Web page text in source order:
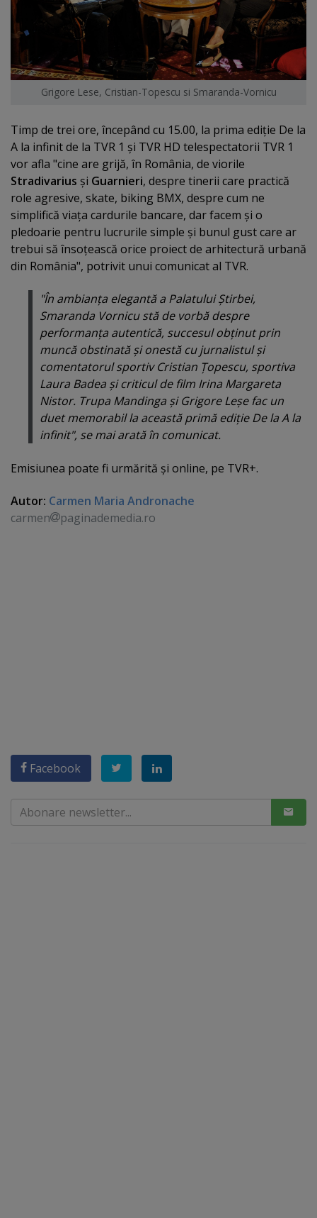
Grigore Lese, Cristian-Topescu si Smaranda-Vornicu
Timp de trei ore, începând cu 15.00, la prima ediţie De la
A la infinit de la TVR 1 şi TVR HD telespectatorii TVR 1
vor afla "cine are grijă, în România, de viorile
Stradivarius şi Guarnieri, despre tinerii care practică
role agresive, skate, biking BMX, despre cum ne
simplifică viaţa cardurile bancare, dar facem şi o
pledoarie pentru lucrurile simple şi bunul gust care ar
trebui să însoţească orice proiect de arhitectură urbană
din România", potrivit unui comunicat al TVR.
"În ambianţa elegantă a Palatului Ştirbei,
Smaranda Vornicu stă de vorbă despre
performanţa autentică, succesul obţinut prin
muncă obstinată şi onestă cu jurnalistul şi
comentatorul sportiv Cristian Ţopescu, sportiva
Laura Badea şi criticul de film Irina Margareta
Nistor. Trupa Mandinga şi Grigore Leşe fac un
duet memorabil la această primă ediţie De la A la
infinit", se mai arată în comunicat.
Emisiunea poate fi urmărită şi online, pe TVR+.
Autor: Carmen Maria Andronache
carmen
paginademedia.ro
Facebook